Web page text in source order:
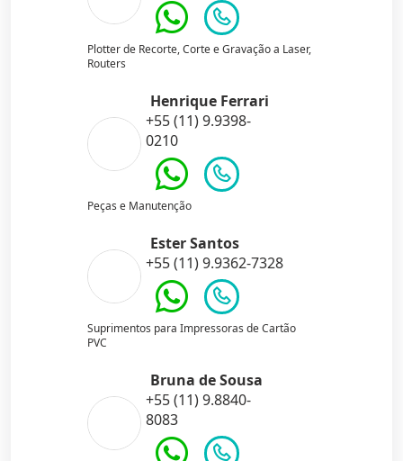
Plotter de Recorte, Corte e Gravação a Laser,
Routers
Henrique Ferrari
+55 (11) 9.9398-
0210
Peças e Manutenção
Ester Santos
+55 (11) 9.9362-7328
Suprimentos para Impressoras de Cartão
PVC
Bruna de Sousa
+55 (11) 9.8840-
8083